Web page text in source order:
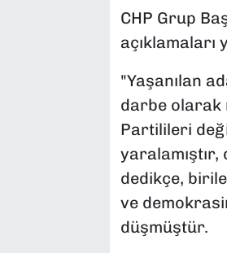
CHP Grup
açıklamaları
"Yaşanılan
darbe olarak
Partilileri
dedikçe,
ve
düşmüştür.